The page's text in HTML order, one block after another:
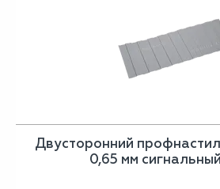
Двусторонний
0,65 мм